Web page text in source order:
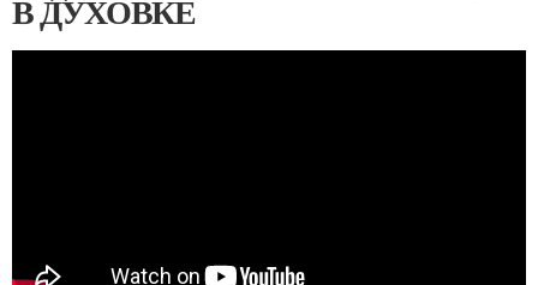
В ДУХОВКЕ